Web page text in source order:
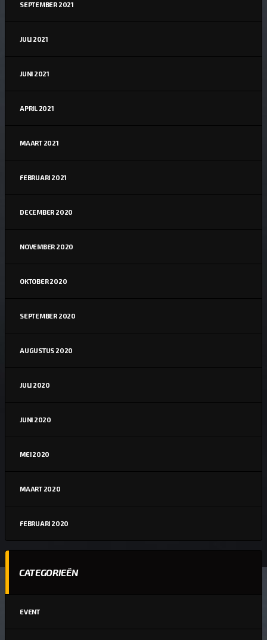
SEPTEMBER 2021
JULI 2021
JUNI 2021
APRIL 2021
MAART 2021
FEBRUARI 2021
DECEMBER 2020
NOVEMBER 2020
OKTOBER 2020
SEPTEMBER 2020
AUGUSTUS 2020
JULI 2020
JUNI 2020
MEI 2020
MAART 2020
FEBRUARI 2020
CATEGORIEËN
EVENT